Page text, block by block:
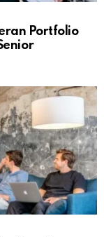
Portfolio